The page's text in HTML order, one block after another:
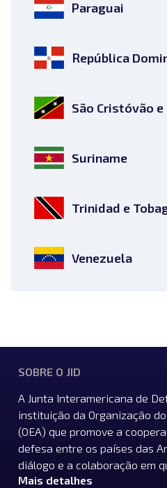
Paraguai
República
São Cristóvão e
Suriname
Trinidad e
Venezuela
SOBRE O JID
A Junta Interamericana de
instituição da Organização
(OEA) que promove a
defesa entre os países das
diálogo e a colaboração em
Mais detalhes